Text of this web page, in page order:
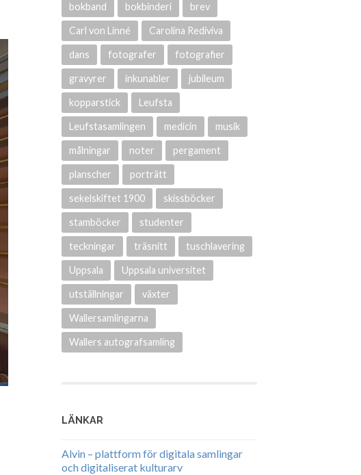
bokband bokbinderi brev
Carl von Linné Carolina Rediviva
dans fotografer fotografier
gravyrer inkunabler jubileum
kopparstick Leufsta
Leufstasamlingen medicin musik
målningar noter pergament
planscher porträtt
sekelskiftet 1900 skissböcker
stamböcker studenter
teckningar träsnitt tuschlavering
Uppsala Uppsala universitet
utställningar växter
Wallersamlingarna
Wallers autografsamling
LÄNKAR
Alvin – plattform för digitala samlingar
och digitaliserat kulturarv